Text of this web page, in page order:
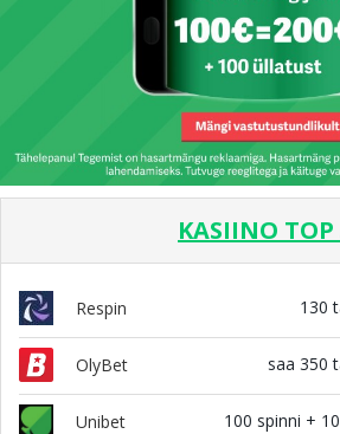
KASIINO TOP
Respin 130
OlyBet saa 350
Unibet 100 spinni +